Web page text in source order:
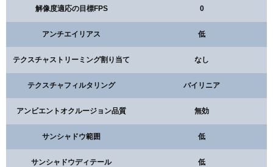
解像度適応の目標FPS 0
アンチエイリアス 低
テクスチャストリーミング割り当て なし
テクスチャフィルタリング バイリニア
アンビエントオクルージョン品質 無効
サンシャドウ範囲 低
サンシャドウディテール 低